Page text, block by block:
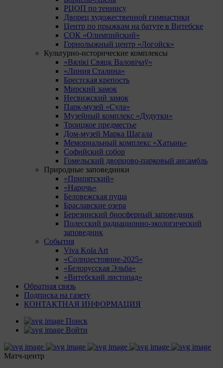
РЦОП по теннису
Дворец художественной гимнастики
Центр по прыжкам на батуте в Витебске
СОК «Олимпийский»
Горнолыжный центр «Логойск»
Культурно-исторические комплексы
«Вялікі Свяцк Валовічаў»
«Линия Сталина»
Брестская крепость
Мирский замок
Несвижский замок
Парк-музей «Сула»
Музейный комплекс «Дудутки»
Троицкое предместье
Дом-музей Марка Шагала
Мемориальный комплекс «Хатынь»
Софийский собор
Гомельский дворцово-парковый ансамбль
Природные заповедники
«Припятский»
«Нарочь»
Беловежская пуща
Браславские озера
Березинский биосферный заповедник
Полесский радиационно-экологический
заповедник
События
Viva Kola Art
«Солнцестояние-2025»
«Белорусская Эльба»
«Витебский листопад»
Обратная связь
Подписка на газету
КОНТАКТНАЯ ИНФОРМАЦИЯ
Поиск
Войти
Матч-центр